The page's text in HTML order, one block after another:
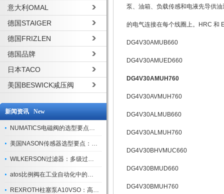
意大利OMAL
德国STAIGER
德国FRIZLEN
德国品牌
日本TACO
美国BESWICK减压阀
新闻资讯 New
NUMATICS电磁阀的选型要点与使用注意事项
美国NASON传感器选型要点：精度、量程与接口适配指南
WILKERSON过滤器：多级过滤技术，适配多行业净化需求
atos比例阀在工业自动化中的关键应用
REXROTH柱塞泵A10VSO：高效液压系统的核心组件
泵、油箱、负载传感和电液先导供
的电气连接在每个线圈上。HRC 和
DG4V30AMUB660
DG4V30AMUED660
DG4V30AMUH760
DG4V30AVMUH760
DG4V30ALMUB660
DG4V30ALMUH760
DG4V30BHVMUC660
DG4V30BMUD660
DG4V30BMUH760